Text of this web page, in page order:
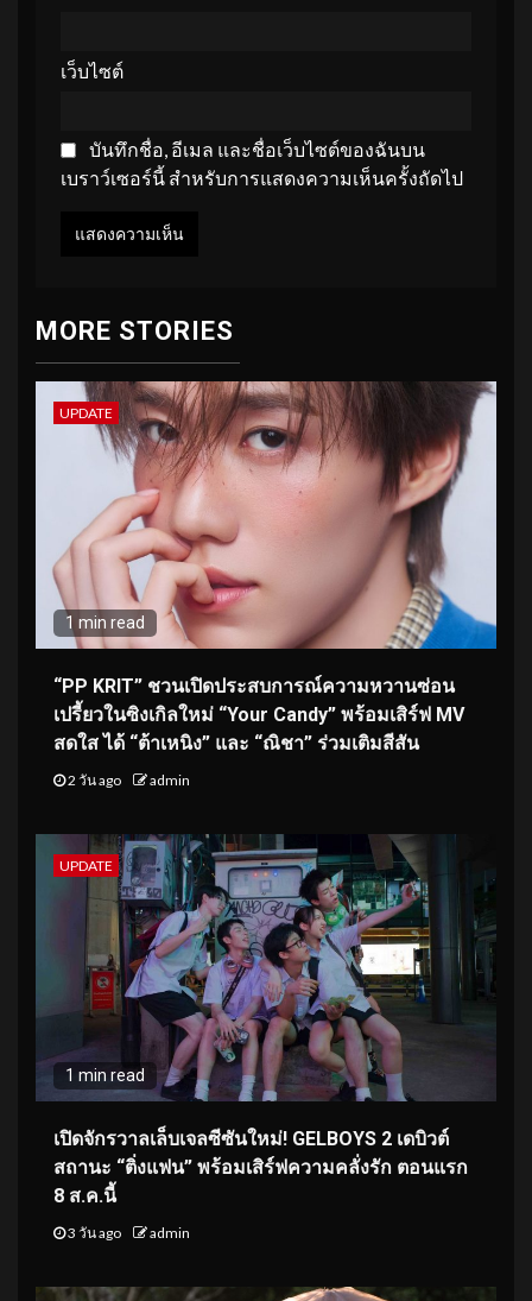
เว็บไซต์
บันทึกชื่อ, อีเมล และชื่อเว็บไซต์ของฉันบน
เบราว์เซอร์นี้ สำหรับการแสดงความเห็นครั้งถัดไป
MORE STORIES
UPDATE
1 min read
“PP KRIT” ชวนเปิดประสบการณ์ความหวานซ่อน
เปรี้ยวในซิงเกิลใหม่ “Your Candy” พร้อมเสิร์ฟ MV
สดใส ได้ “ต้าเหนิง” และ “ณิชา” ร่วมเติมสีสัน
2 วัน ago admin
UPDATE
1 min read
เปิดจักรวาลเล็บเจลซีซันใหม่! GELBOYS 2 เดบิวต์
สถานะ “ติ่งแฟน” พร้อมเสิร์ฟความคลั่งรัก ตอนแรก
8 ส.ค.นี้
3 วัน ago admin